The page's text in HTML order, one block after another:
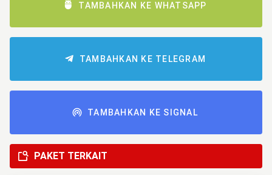
TAMBAHKAN KE WHATSAPP
TAMBAHKAN KE TELEGRAM
TAMBAHKAN KE SIGNAL
PAKET TERKAIT